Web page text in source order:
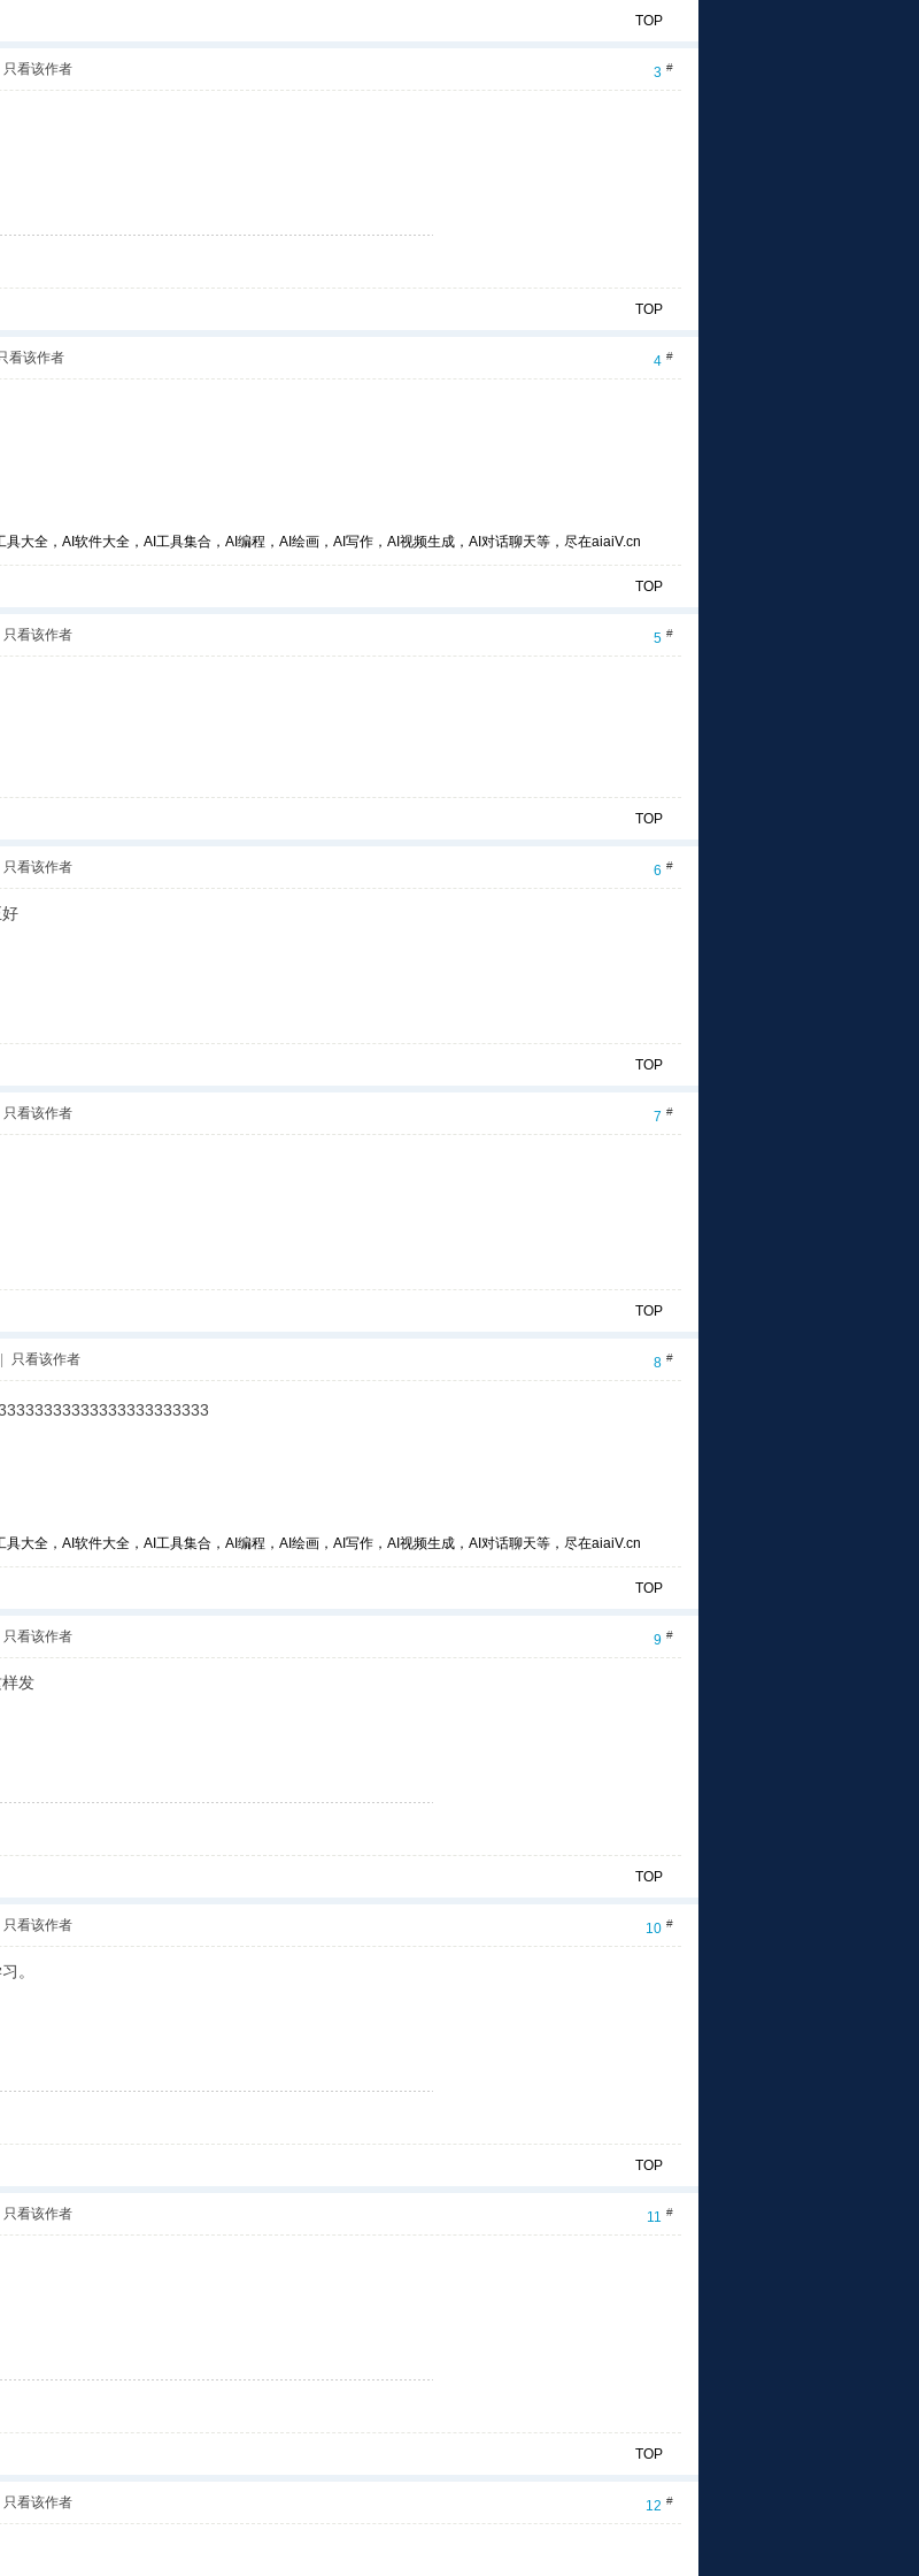
TOP
3 #
只看该作者
TOP
4 #
看该作者
具大全，AI软件大全，AI工具集合，AI编程，AI绘画，AI写作，AI视频生成，AI对话聊天等，尽在aiaiV.cn
TOP
5 #
只看该作者
TOP
6 #
只看该作者
TOP
7 #
只看该作者
TOP
8 #
只看该作者
具大全，AI软件大全，AI工具集合，AI编程，AI绘画，AI写作，AI视频生成，AI对话聊天等，尽在aiaiV.cn
TOP
9 #
只看该作者
发
TOP
10 #
只看该作者
。
TOP
11 #
只看该作者
TOP
12 #
只看该作者